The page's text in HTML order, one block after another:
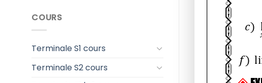
COURS
Terminale S1 cours
Terminale S2 cours